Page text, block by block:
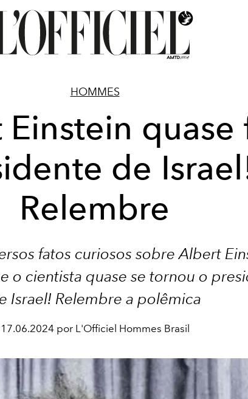
HOMMES
quase
de
Relembre
fatos curiosos sobre Albert
o cientista quase se tornou o
Israel! Relembre a polêmica
17.06.2024 por L'Officiel Hommes Brasil